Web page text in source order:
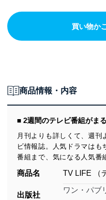
買い物か
商品情報・内容
■ 2週間のテレビ番組がま
月刊よりも詳しくて、週刊
ビ情報誌。人気ドラマはも
番組まで、気になる人気番
商品名 TV LIFE （
出版社
ワン・パブ